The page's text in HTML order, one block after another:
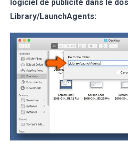
logiciel de publicité dans le
Library/LaunchAgents: